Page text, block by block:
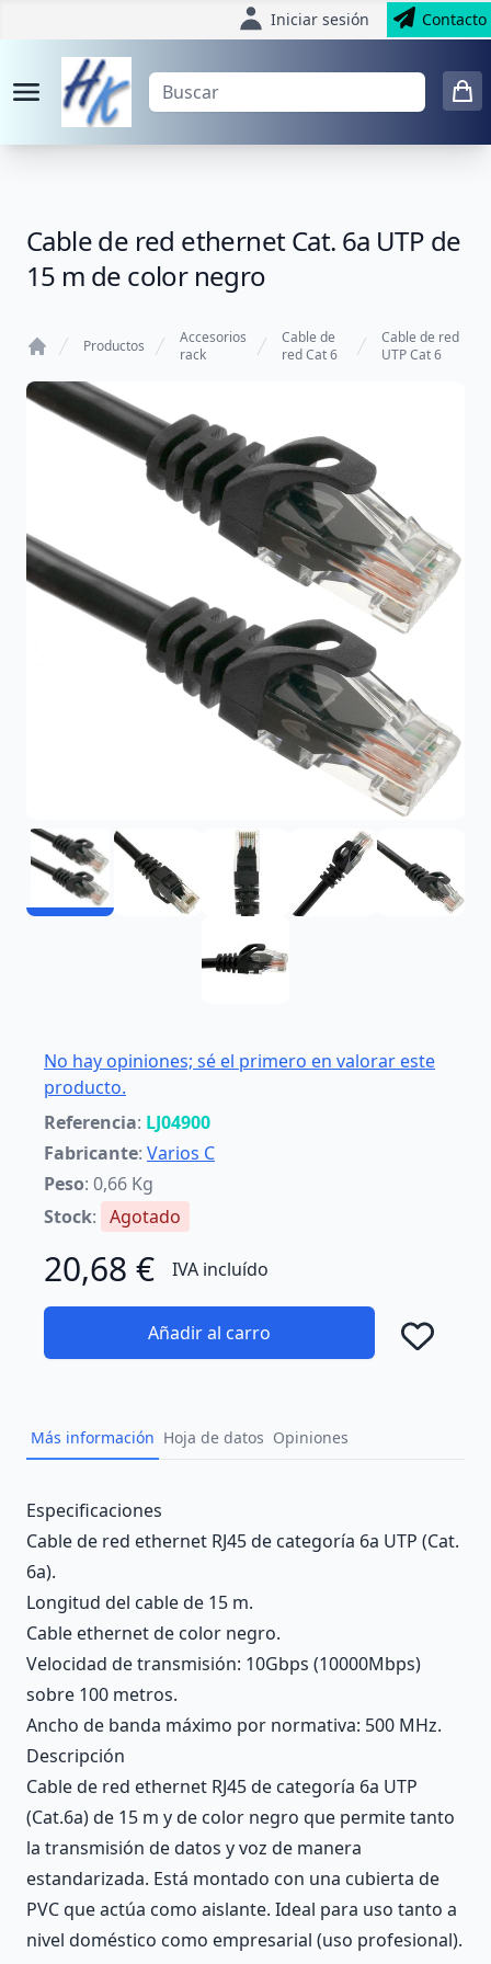
Iniciar sesión Contacto
Cable de red ethernet Cat. 6a UTP de
15 m de color negro
Productos
Accesorios
rack
Cable de
red Cat 6
Cable de red
UTP Cat 6
No hay opiniones; sé el primero en valorar este
producto.
Referencia: LJ04900
Fabricante: Varios C
Peso: 0,66 Kg
Stock: Agotado
20,68 € IVA incluído
Añadir al carro
Más información Hoja de datos Opiniones
Description
Especificaciones
Cable de red ethernet RJ45 de categoría 6a UTP (Cat.
6a).
Longitud del cable de 15 m.
Cable ethernet de color negro.
Velocidad de transmisión: 10Gbps (10000Mbps)
sobre 100 metros.
Ancho de banda máximo por normativa: 500 MHz.
Descripción
Cable de red ethernet RJ45 de categoría 6a UTP
(Cat.6a) de 15 m y de color negro que permite tanto
la transmisión de datos y voz de manera
estandarizada. Está montado con una cubierta de
PVC que actúa como aislante. Ideal para uso tanto a
nivel doméstico como empresarial (uso profesional).